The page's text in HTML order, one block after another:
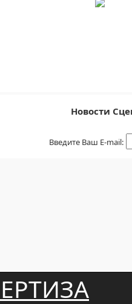
Новости
Введите Ваш E-mail: